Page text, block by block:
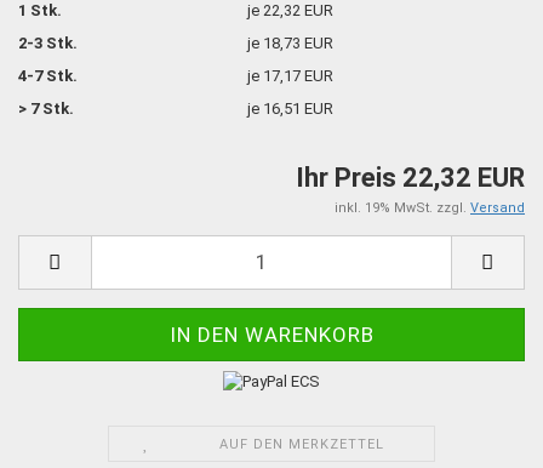
1 Stk.
je 22,32 EUR
2-3 Stk.
je 18,73 EUR
4-7 Stk.
je 17,17 EUR
> 7 Stk.
je 16,51 EUR
Ihr Preis 22,32 EUR
inkl. 19% MwSt. zzgl. Versand
AUF DEN MERKZETTEL